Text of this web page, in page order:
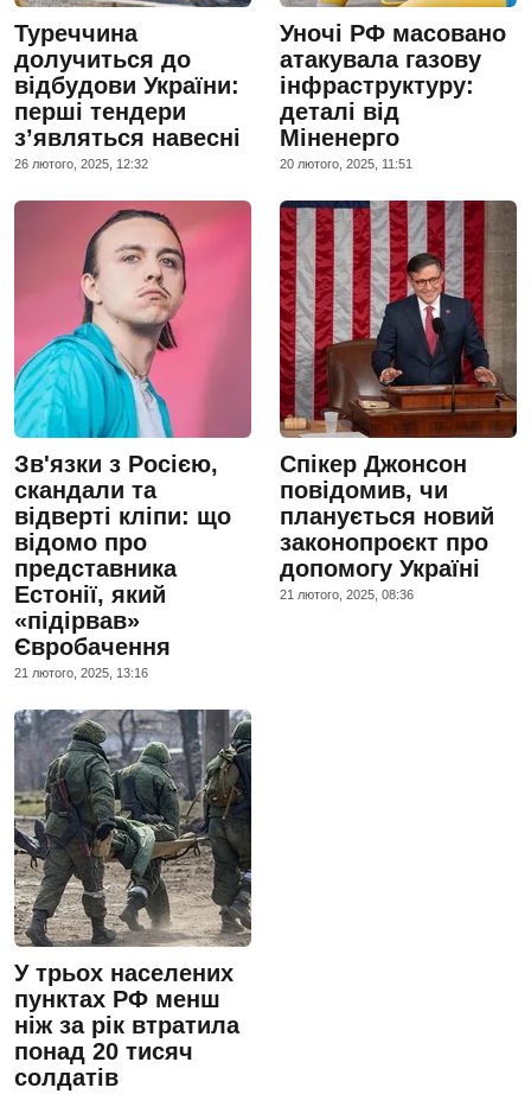
Туреччина
долучиться до
відбудови України:
перші тендери
з’являться навесні
26 лютого, 2025, 12:32
Уночі РФ масовано
атакувала газову
інфраструктуру:
деталі від
Міненерго
20 лютого, 2025, 11:51
Зв'язки з Росією,
скандали та
відверті кліпи: що
відомо про
представника
Естонії, який
«підірвав»
Євробачення
21 лютого, 2025, 13:16
Спікер Джонсон
повідомив, чи
планується новий
законопроєкт про
допомогу Україні
21 лютого, 2025, 08:36
У трьох населених
пунктах РФ менш
ніж за рік втратила
понад 20 тисяч
солдатів